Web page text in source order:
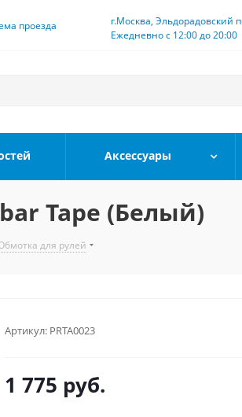
проезда
г.Москва, Эльдорадовский
Ежедневно с 12:00 до 20:00
Аксессуары
Tape (Белый)
для рулей
Артикул: PRTA0023
1 775 руб.